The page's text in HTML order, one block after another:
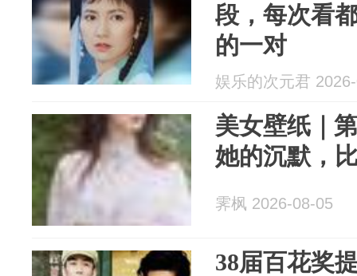
段，每次看
的一对
娱乐的次元君
美女壁纸｜
她的沉默，
霁枫 2026-08-05
38届百花奖